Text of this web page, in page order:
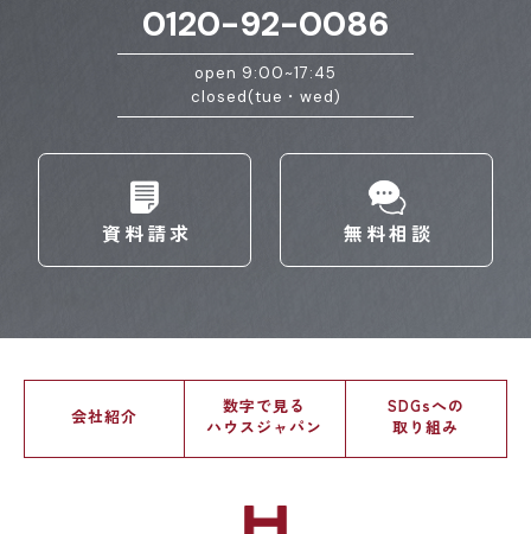
0120-92-0086
open 9:00~17:45
closed(tue・wed)
資料請求 無料相談
会社紹介
数字で見る
ハウスジャパン
SDGsへの
取り組み